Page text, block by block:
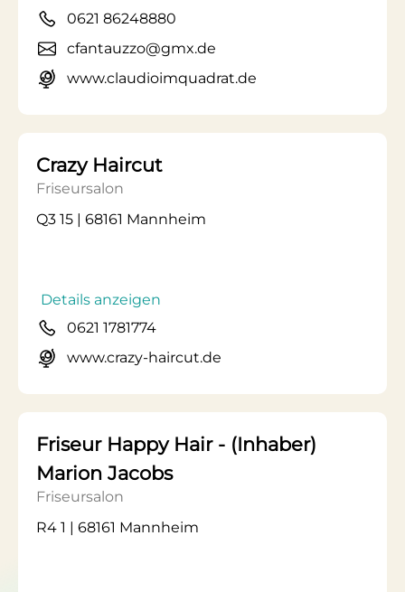
0621 86248880
cfantauzzo@gmx.de
www.claudioimquadrat.de
Crazy Haircut
Friseursalon
Q3 15 | 68161 Mannheim
Details anzeigen
0621 1781774
www.crazy-haircut.de
Friseur Happy Hair - (Inhaber)
Marion Jacobs
Friseursalon
R4 1 | 68161 Mannheim